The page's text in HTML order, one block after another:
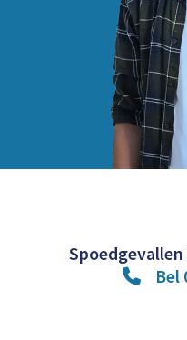
Bel